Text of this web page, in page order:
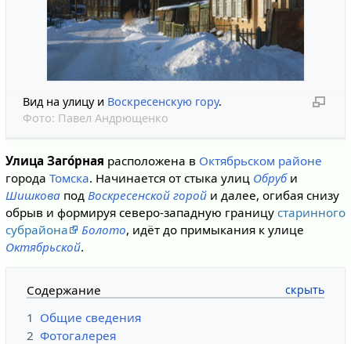
Вид на улицу и Воскресенскую гору.
Фото: Павел Андрющенко
Улица Заго́рная расположена в Октябрьском районе
города Томска. Начинается от стыка улиц Обруби
Шишковапод Воскресенской горойи далее, огибая снизу
обрыв и формируя северо-западную границу старинного
субрайона
Болото, идёт до примыкания к улице
Октябрьской.
Содержание
1 Общие сведения
2 Фотогалерея